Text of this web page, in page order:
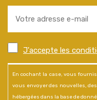
J'accepte les
En cochant la case, vous
vous envoyer des nouvelles,
hébergées dans la base de